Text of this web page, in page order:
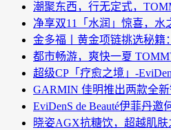
潮聚东西，行无定式，
净享双11「水润」惊喜，水
金多福丨黄金项链挑选秘籍
都市畅游，爽快一夏
超级CP「疗愈之境」-
GARMIN 佳明推出两款全
EviDenS de Beauté伊菲丹邀
晓姿AGX抗糖饮，超越肌肤